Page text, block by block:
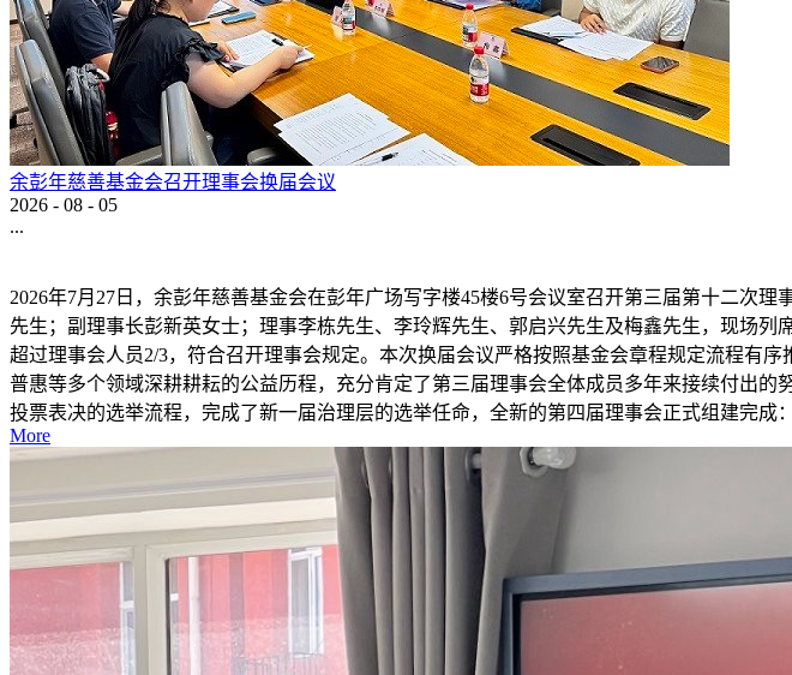
余彭年慈善基金会召开理事会换届会议
2026 - 08 - 05
...
2026年7月27日，余彭年慈善基金会在彭年广场写字楼45楼6号会议室召开第三届第十二次
先生；副理事长彭新英女士；理事李栋先生、李玲辉先生、郭启兴先生及梅鑫先生，现场
超过理事会人员2/3，符合召开理事会规定。本次换届会议严格按照基金会章程规定流程有
普惠等多个领域深耕耕耘的公益历程，充分肯定了第三届理事会全体成员多年来接续付出
投票表决的选举流程，完成了新一届治理层的选举任命，全新的第四届理事会正式组建完成
More